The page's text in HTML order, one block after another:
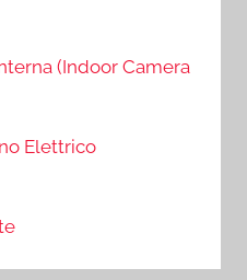
(Indoor Camera
Elettrico